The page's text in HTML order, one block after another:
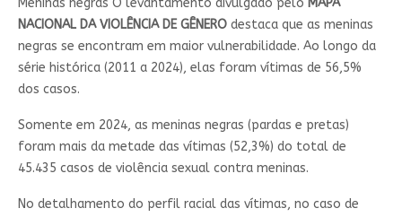
Meninas negras O levantamento divulgado pelo MAPA
NACIONAL DA VIOLÊNCIA DE GÊNEROdestaca que as meninas
negras se encontram em maior vulnerabilidade. Ao longo da
série histórica (2011 a 2024), elas foram vítimas de 56,5%
dos casos.
Somente em 2024, as meninas negras (pardas e pretas)
foram mais da metade das vítimas (52,3%) do total de
45.435 casos de violência sexual contra meninas.
No detalhamento do perfil racial das vítimas, no caso de